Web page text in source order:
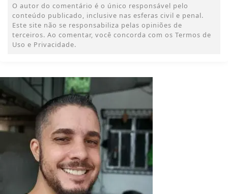
O autor do comentário é o único responsável pelo
conteúdo publicado, inclusive nas esferas civil e penal.
Este site não se responsabiliza pelas opiniões de
terceiros. Ao comentar, você concorda com os Termos de
Uso e Privacidade.